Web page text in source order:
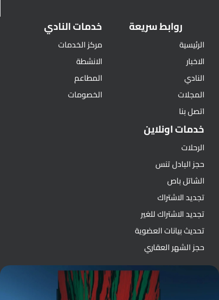
روابط سريعة
الرئيسية
الاخبار
النادي
المجلات
اتصل بنا
خدمات النادي
مركز الخدمات
الانشطة
المطاعم
الخصومات
خدمات اونلاين
الرحلات
حجز البادل تنس
الشاتل باص
تجديد الاشتراك
تجديد الاشتراك للغير
تحديث بيانات العضوية
حجز الشهر العقاري